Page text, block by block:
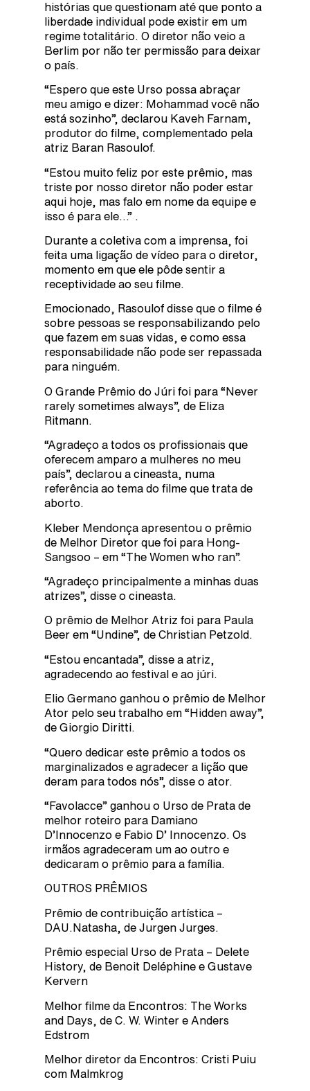
histórias que questionam até que ponto a
liberdade individual pode existir em um
regime totalitário. O diretor não veio a
Berlim por não ter permissão para deixar
o país.
“Espero que este Urso possa abraçar
meu amigo e dizer: Mohammad você não
está sozinho”, declarou Kaveh Farnam,
produtor do filme, complementado pela
atriz Baran Rasoulof.
“Estou muito feliz por este prêmio, mas
triste por nosso diretor não poder estar
aqui hoje, mas falo em nome da equipe e
isso é para ele…” .
Durante a coletiva com a imprensa, foi
feita uma ligação de vídeo para o diretor,
momento em que ele pôde sentir a
receptividade ao seu filme.
Emocionado, Rasoulof disse que o filme é
sobre pessoas se responsabilizando pelo
que fazem em suas vidas, e como essa
responsabilidade não pode ser repassada
para ninguém.
O Grande Prêmio do Júri foi para “Never
rarely sometimes always”, de Eliza
Ritmann.
“Agradeço a todos os profissionais que
oferecem amparo a mulheres no meu
país”, declarou a cineasta, numa
referência ao tema do filme que trata de
aborto.
Kleber Mendonça apresentou o prêmio
de Melhor Diretor que foi para Hong-
Sangsoo – em “The Women who ran”.
“Agradeço principalmente a minhas duas
atrizes”, disse o cineasta.
O prêmio de Melhor Atriz foi para Paula
Beer em “Undine”, de Christian Petzold.
“Estou encantada”, disse a atriz,
agradecendo ao festival e ao júri.
Elio Germano ganhou o prêmio de Melhor
Ator pelo seu trabalho em “Hidden away”,
de Giorgio Diritti.
“Quero dedicar este prêmio a todos os
marginalizados e agradecer a lição que
deram para todos nós”, disse o ator.
“Favolacce” ganhou o Urso de Prata de
melhor roteiro para Damiano
D’Innocenzo e Fabio D’ Innocenzo. Os
irmãos agradeceram um ao outro e
dedicaram o prêmio para a família.
OUTROS PRÊMIOS
Prêmio de contribuição artística –
DAU.Natasha, de Jurgen Jurges.
Prêmio especial Urso de Prata – Delete
History, de Benoit Deléphine e Gustave
Kervern
Melhor filme da Encontros: The Works
and Days, de C. W. Winter e Anders
Edstrom
Melhor diretor da Encontros: Cristi Puiu
com Malmkrog